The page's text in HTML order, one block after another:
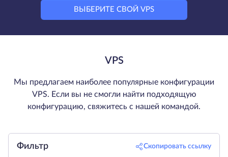
ВЫБЕРИТЕ СВОЙ VPS
VPS
Мы предлагаем наиболее популярные конфигурации
VPS. Если вы не смогли найти подходящую
конфигурацию, свяжитесь с нашей командой.
Фильтр Скопировать ссылку